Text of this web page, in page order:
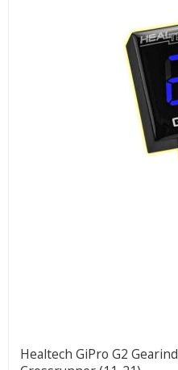
Healtech GiPro G2